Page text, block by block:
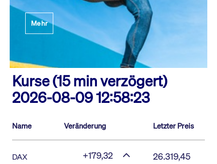
Mehr
Kurse (15 min verzögert)
2026-08-09 12:58:23
Name Veränderung Letzter Preis
DAX +179,32 26.319,45